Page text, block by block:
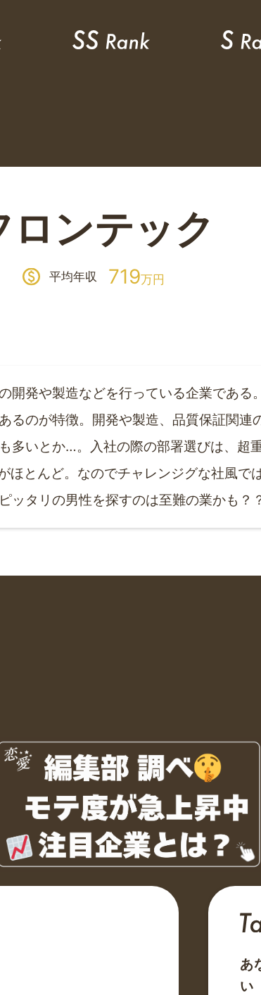
ロンテック
平均年収 719万円
開発や製造などを行っている企業である
るのが特徴。開発や製造、品質保証関
多いとか…。入社の際の部署選びは、超
ほとんど。なのでチャレンジグな社風で
ッタリの男性を探すのは至難の業かも？
あ
い